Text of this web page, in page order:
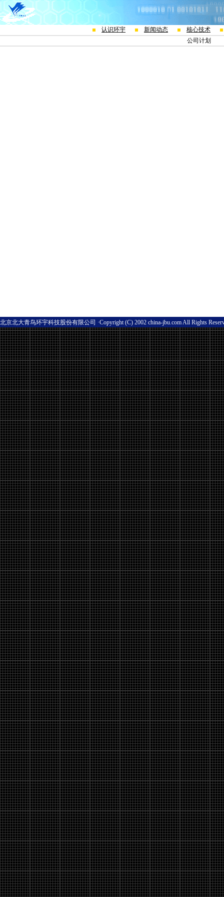
认识环宇 新闻动态
核心技术
公司计划
北京北大青鸟环宇科技股份有限公司 ·Copyright (C) 2002 china-jbu.com All Rights